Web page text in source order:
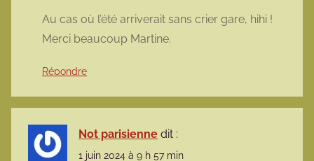
Au cas où l’été arriverait sans crier gare, hihi !
Merci beaucoup Martine.
Répondre
Not parisienne dit :
1 juin 2024 à 9 h 57 min